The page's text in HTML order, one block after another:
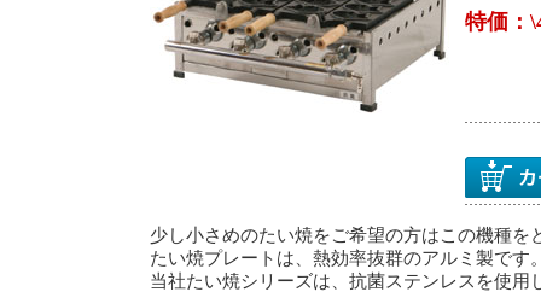
特価：
少し小さめのたい焼をご希望の方はこの機種を
たい焼プレートは、熱効率抜群のアルミ製です
当社たい焼シリーズは、抗菌ステンレスを使用